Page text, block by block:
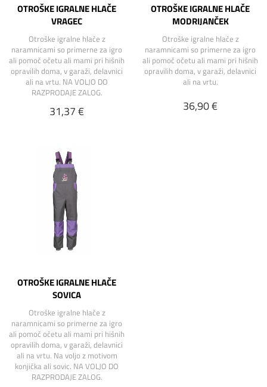
OTROŠKE IGRALNE HLAČE
VRAGEC
Otroške igralne hlače z
naramnicami so primerne za igro
ali pomoč očetu ali mami pri hišnih
opravilih doma, v garaži, delavnici
ali na vrtu. NA VOLJO DO
RAZPRODAJE ZALOG.
31,37 €
OTROŠKE IGRALNE HLAČE
MODRIJANČEK
Otroške igralne hlače z
naramnicami so primerne za igro
ali pomoč očetu ali mami pri hišnih
opravilih doma, v garaži, delavnici
ali na vrtu.
36,90 €
OTROŠKE IGRALNE HLAČE
SOVICA
Otroške igralne hlače z
naramnicami so primerne za igro
ali pomoč očetu ali mami pri hišnih
opravilih doma, v garaži, delavnici
ali na vrtu. Na voljo z motivom
konjička ali sovic. NA VOLJO DO
RAZPRODAJE ZALOG.